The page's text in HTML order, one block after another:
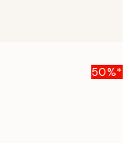
50%*